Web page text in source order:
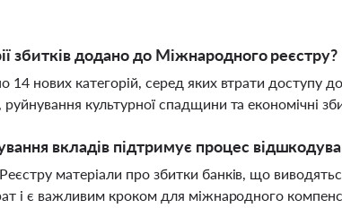
збитків додано до Міжнародного реєстру?
14 нових категорій, серед яких втрати доступу
культурної спадщини та економічні
вкладів підтримує процес
матеріали про збитки банків, що
і є важливим кроком для міжнародного